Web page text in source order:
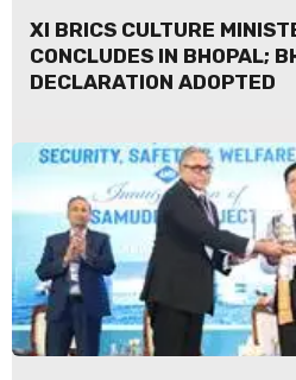
XI BRICS CULTURE
CONCLUDES IN BHOPAL;
DECLARATION ADOPTED